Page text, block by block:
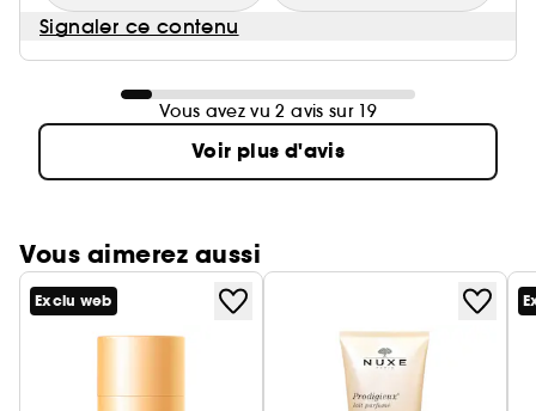
Signaler ce contenu
Vous avez vu 2 avis sur 19
Voir plus d'avis
Vous aimerez aussi
Exclu web